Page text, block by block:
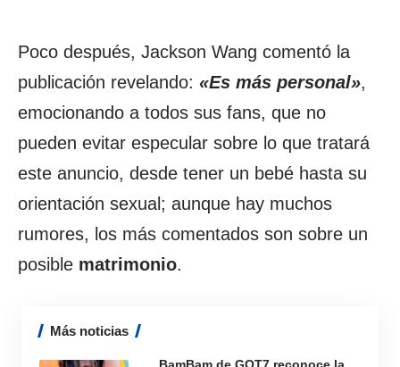
Poco después, Jackson Wang comentó la
publicación revelando: «Es más personal»,
emocionando a todos sus fans, que no
pueden evitar especular sobre lo que tratará
este anuncio, desde tener un bebé hasta su
orientación sexual; aunque hay muchos
rumores, los más comentados son sobre un
posible matrimonio.
Más noticias